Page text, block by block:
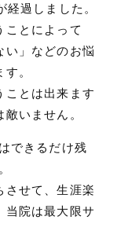
過しました。
ことによって
い」などのお悩
。
ことは出来ます
いません。
できるだけ残
させて、生涯楽
当院は最大限サ